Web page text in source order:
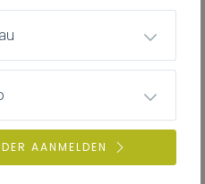
content uit een social
geen toestemming
alsnog toe te laten.
AANMELDEN